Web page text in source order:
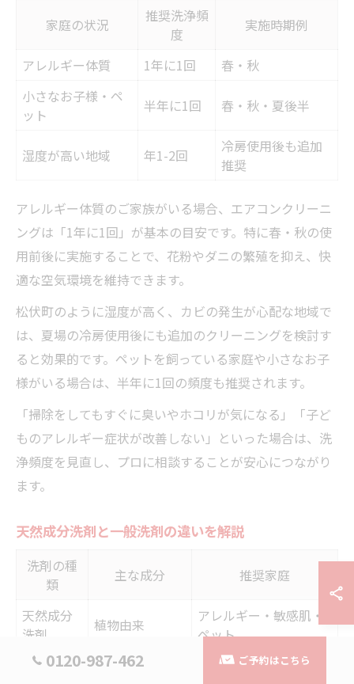
家庭の状況
推奨洗浄頻
度
実施時期例
アレルギー体質 1年に1回
春・秋
小さなお子様・ペ
ット
半年に1回 春・秋・夏後半
湿度が高い地域 年1-2回
冷房使用後も追加
推奨
アレルギー体質のご家族がいる場合、エアコンクリーニ
ングは「1年に1回」が基本の目安です。特に春・秋の使
用前後に実施することで、花粉やダニの繁殖を抑え、快
適な空気環境を維持できます。
松伏町のように湿度が高く、カビの発生が心配な地域で
は、夏場の冷房使用後にも追加のクリーニングを検討す
ると効果的です。ペットを飼っている家庭や小さなお子
様がいる場合は、半年に1回の頻度も推奨されます。
「掃除をしてもすぐに臭いやホコリが気になる」「子ど
ものアレルギー症状が改善しない」といった場合は、洗
浄頻度を見直し、プロに相談することが安心につながり
ます。
天然成分洗剤と一般洗剤の違いを解説
洗剤の種
類
主な成分 推奨家庭
天然成分
洗剤
植物由来
アレルギー・敏感肌・
ペット
化学成分・強力
頑固な汚れ・カビ対策
0120-987-462 ご予約はこちら